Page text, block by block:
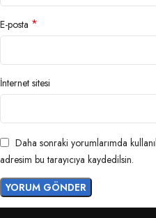
E-posta *
İnternet sitesi
Daha sonraki yorumlarımda
adresim bu tarayıcıya kaydedilsin.